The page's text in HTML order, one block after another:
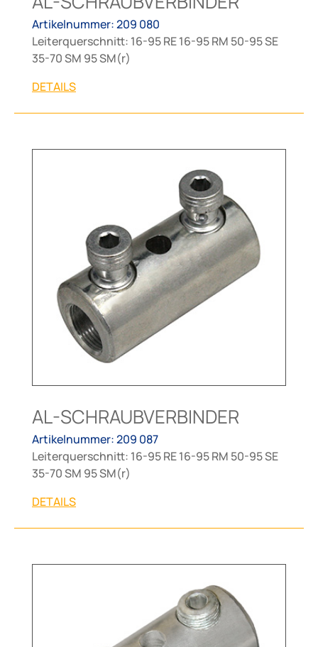
Artikelnummer: 209 080
Leiterquerschnitt: 16-95 RE 16-95 RM 50-95 SE
35-70 SM 95 SM(r)
DETAILS
AL-SCHRAUBVERBINDER
Artikelnummer: 209 087
Leiterquerschnitt: 16-95 RE 16-95 RM 50-95 SE
35-70 SM 95 SM(r)
DETAILS